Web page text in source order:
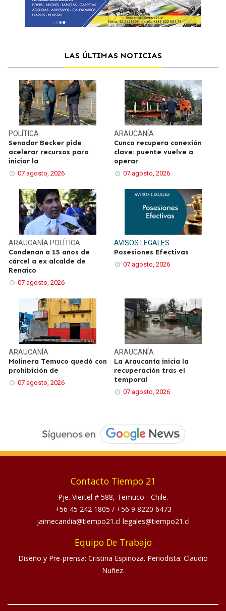
LAS ÚLTIMAS NOTICIAS
POLÍTICA
Senador Becker pide
acelerar recursos para
iniciar la
07 agosto, 2026
ARAUCANÍA
Cunco recupera conexión
clave: puente vuelve a
operar
07 agosto, 2026
ARAUCANÍA POLÍTICA
Condenan a 15 años de
cárcel a ex alcalde de
Renaico
07 agosto, 2026
AVISOS LEGALES
Posesiones Efectivas
07 agosto, 2026
ARAUCANÍA
Molinera Temuco quedó con
prohibición de
07 agosto, 2026
ARAUCANÍA
La Araucanía inicia la
recuperación tras el
temporal
07 agosto, 2026
Contacto Tiempo 21
Pje. Viertel # 588, Temuco - Chile.
+56 45 242 1805 / +56 9 8220 6473
jaimecandia@tiempo21.cl legales@tiempo21.cl
Equipo De Trabajo
Diseño y Pre-prensa: Cristina Espinoza. Periodista: Claudio
Nuñez.